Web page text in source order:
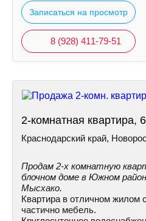
Записаться на просмотр
8 (928) 411-79-51
2-комнатная квартира,
Краснодарский край,
Продам 2-х комнатную
блочном доме в Южном
Мысхако.
Квартира в отличном жилом
частично мебель.